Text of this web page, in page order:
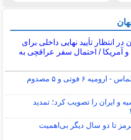
انتظار تأیید نهایی داخلی برای
و آمریکا / احتمال سفر عراقچی به
تصادف زنجیره‌ای در جاده سلماس - ارومیه ۶ فوتی و ۵ مصدوم
و ایران را تصویب کرد؛ تمدید
تا دو سال دیگر بی‌اهمیت